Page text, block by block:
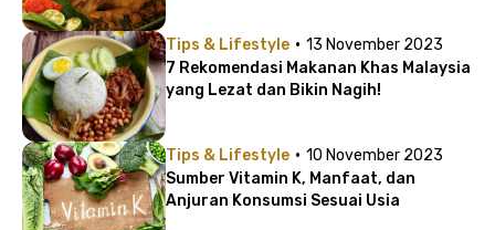
Tips & Lifestyle · 13 November 2023
7 Rekomendasi Makanan Khas Malaysia
yang Lezat dan Bikin Nagih!
Tips & Lifestyle · 10 November 2023
Sumber Vitamin K, Manfaat, dan
Anjuran Konsumsi Sesuai Usia